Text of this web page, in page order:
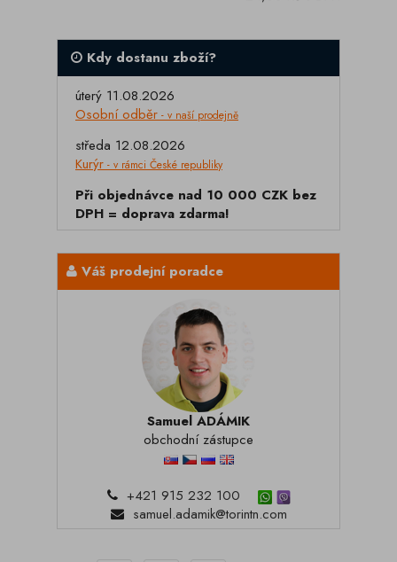
Kdy dostanu zboží?
úterý 11.08.2026
Osobní odběr - v naší prodejně
středa 12.08.2026
Kurýr - v rámci České republiky
Při objednávce nad 10 000 CZK bez
DPH = doprava zdarma!
Váš prodejní poradce
Samuel ADÁMIK
obchodní zástupce
+421 915 232 100
samuel.adamik@torintn.com